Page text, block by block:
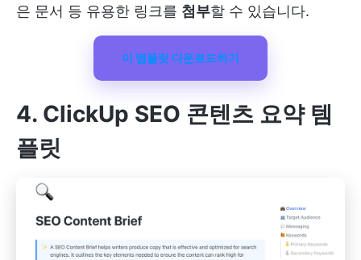
은 문서 등 유용한 링크를 첨부할 수 있습니다.
이 템플릿 다운로드하기
4. ClickUp SEO 콘텐츠 요약 템
플릿